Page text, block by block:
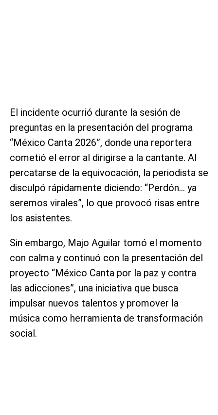
El incidente ocurrió durante la sesión de
preguntas en la presentación del programa
“México Canta 2026”, donde una reportera
cometió el error al dirigirse a la cantante. Al
percatarse de la equivocación, la periodista se
disculpó rápidamente diciendo: “Perdón… ya
seremos virales”, lo que provocó risas entre
los asistentes.
Sin embargo, Majo Aguilar tomó el momento
con calma y continuó con la presentación del
proyecto “México Canta por la paz y contra
las adicciones”, una iniciativa que busca
impulsar nuevos talentos y promover la
música como herramienta de transformación
social.